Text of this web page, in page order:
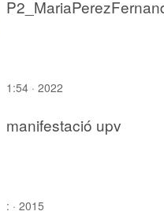
1:54 · 2022
manifestació upv
: · 2015